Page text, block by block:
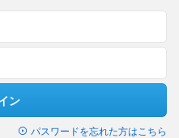
ン
パスワードを忘れた方はこちら